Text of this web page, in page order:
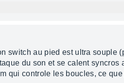
switch au pied est ultra souple
du son et se calent syncros
qui controle les boucles, ce